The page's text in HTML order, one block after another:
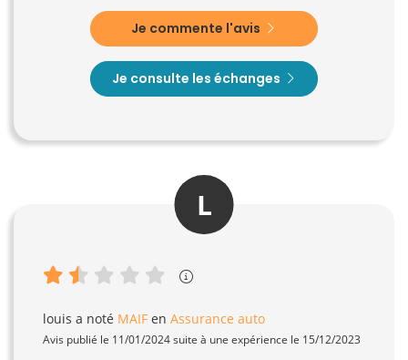
Je commente l'avis
Je consulte les échanges
L
louis a noté MAIF en Assurance auto
Avis publié le 11/01/2024 suite à une expérience le 15/12/2023